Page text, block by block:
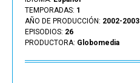
TEMPORADAS: 1
AÑO DE PRODUCCIÓN: 2002-2003
EPISODIOS: 26
PRODUCTORA: Globomedia